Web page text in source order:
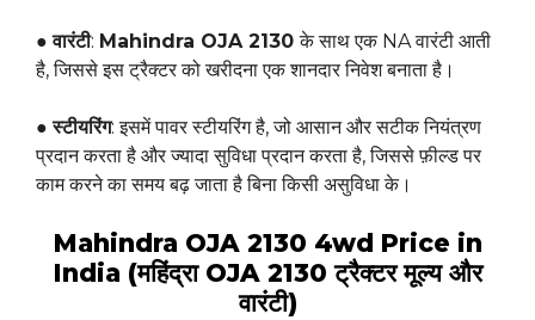
●वारंटी: Mahindra OJA 2130के साथ एक NA वारंटी आती
है, जिससे इस ट्रैक्टर को खरीदना एक शानदार निवेश बनाता है।
●स्टीयरिंग: इसमें पावर स्टीयरिंग है, जो आसान और सटीक नियंत्रण
प्रदान करता है और ज्यादा सुविधा प्रदान करता है, जिससे फ़ील्ड पर
काम करने का समय बढ़ जाता है बिना किसी असुविधा के।
Mahindra OJA 2130 4wd Price in
India (महिंद्रा OJA 2130 ट्रैक्टर मूल्य और
वारंटी)